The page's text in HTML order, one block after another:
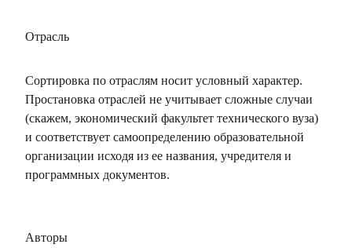
Отрасль
Сортировка по отраслям носит условный характер.
Простановка отраслей не учитывает сложные случаи
(скажем, экономический факультет технического вуза)
и соответствует самоопределению образовательной
организации исходя из ее названия, учредителя и
программных документов.
Авторы